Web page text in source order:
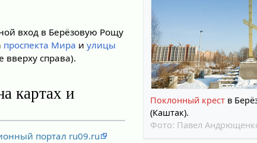
Поклонный крест в
(Каштак).
Фото: Павел
вход в Берёзовую Рощу
проспекта Мира иулицы
вверху справа).
картах и
портал ru09.ru